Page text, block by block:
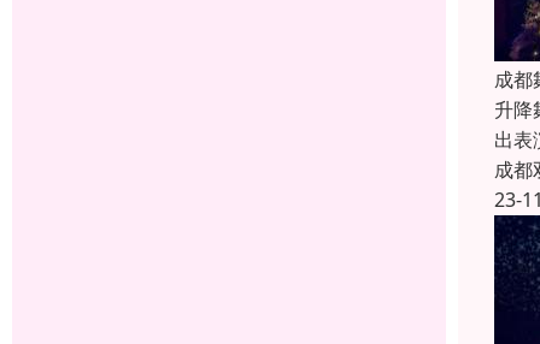
成都
升降
出表
成都
23-